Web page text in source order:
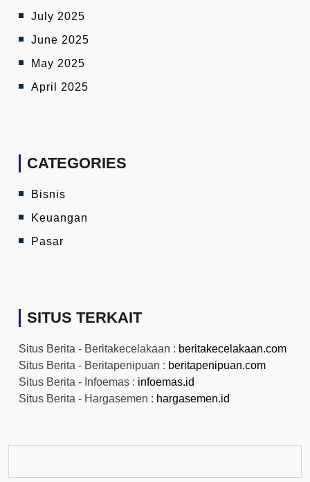
July 2025
June 2025
May 2025
April 2025
CATEGORIES
Bisnis
Keuangan
Pasar
SITUS TERKAIT
Situs Berita - Beritakecelakaan : beritakecelakaan.com
Situs Berita - Beritapenipuan : beritapenipuan.com
Situs Berita - Infoemas : infoemas.id
Situs Berita - Hargasemen : hargasemen.id